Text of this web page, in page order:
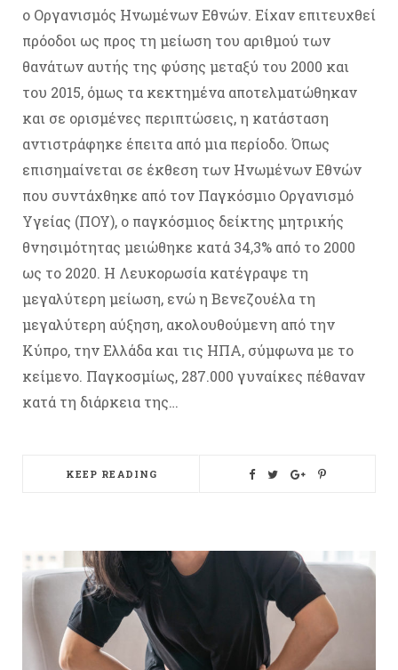
ο Οργανισμός Ηνωμένων Εθνών. Είχαν επιτευχθεί
πρόοδοι ως προς τη μείωση του αριθμού των
θανάτων αυτής της φύσης μεταξύ του 2000 και
του 2015, όμως τα κεκτημένα αποτελματώθηκαν
και σε ορισμένες περιπτώσεις, η κατάσταση
αντιστράφηκε έπειτα από μια περίοδο. Όπως
επισημαίνεται σε έκθεση των Ηνωμένων Εθνών
που συντάχθηκε από τον Παγκόσμιο Οργανισμό
Υγείας (ΠΟΥ), ο παγκόσμιος δείκτης μητρικής
θνησιμότητας μειώθηκε κατά 34,3% από το 2000
ως το 2020. Η Λευκορωσία κατέγραψε τη
μεγαλύτερη μείωση, ενώ η Βενεζουέλα τη
μεγαλύτερη αύξηση, ακολουθούμενη από την
Κύπρο, την Ελλάδα και τις ΗΠΑ, σύμφωνα με το
κείμενο. Παγκοσμίως, 287.000 γυναίκες πέθαναν
κατά τη διάρκεια της…
KEEP READING